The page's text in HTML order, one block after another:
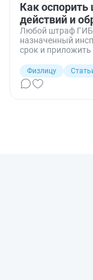
Как
действий и
Любой штраф
назначенный
срок и
жалоб.
Физлицу